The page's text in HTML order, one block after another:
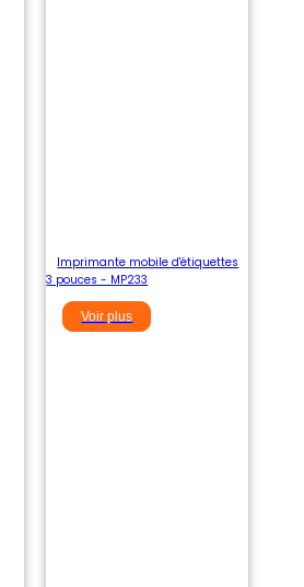
Imprimante mobile d'étiquettes
3 pouces - MP233
Voir plus